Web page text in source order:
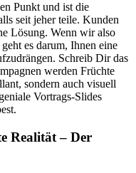
Punkt und ist die
seit jeher teile. Kunden
Lösung. Wenn wir also
es darum, Ihnen eine
Schreib Dir das
werden Früchte
sondern auch visuell
Vortrags-Slides
Realität – Der